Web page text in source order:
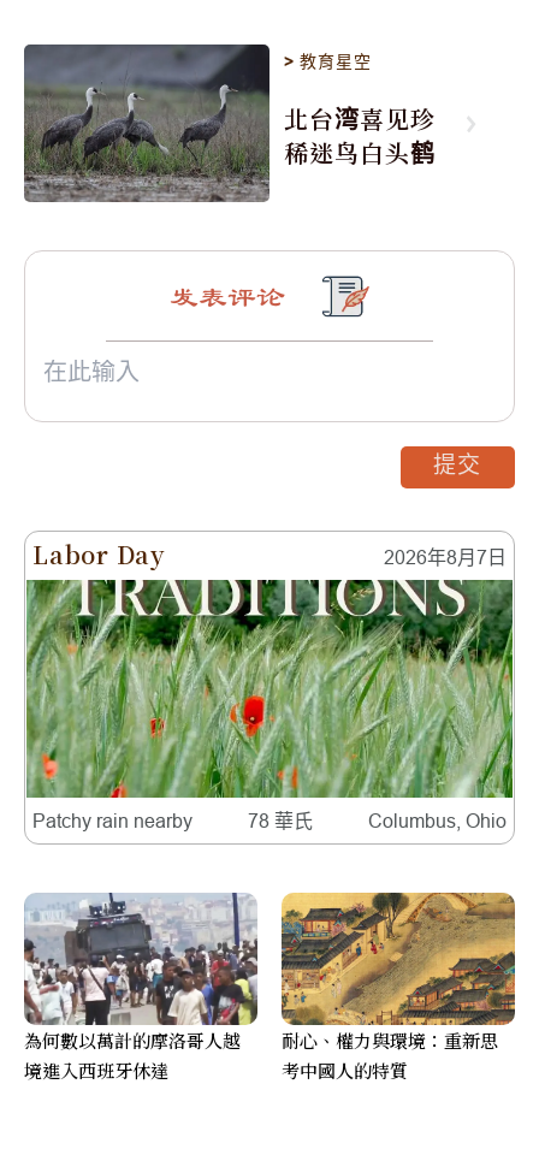
>教育星空
北台湾喜见珍
稀迷鸟白头鹤
Labor Day 2026年8月7日
Patchy rain nearby 78 華氏 Columbus, Ohio
发表评论
提交
為何數以萬計的摩洛哥人越
境進入西班牙休達
耐心、權力與環境：重新思
考中國人的特質